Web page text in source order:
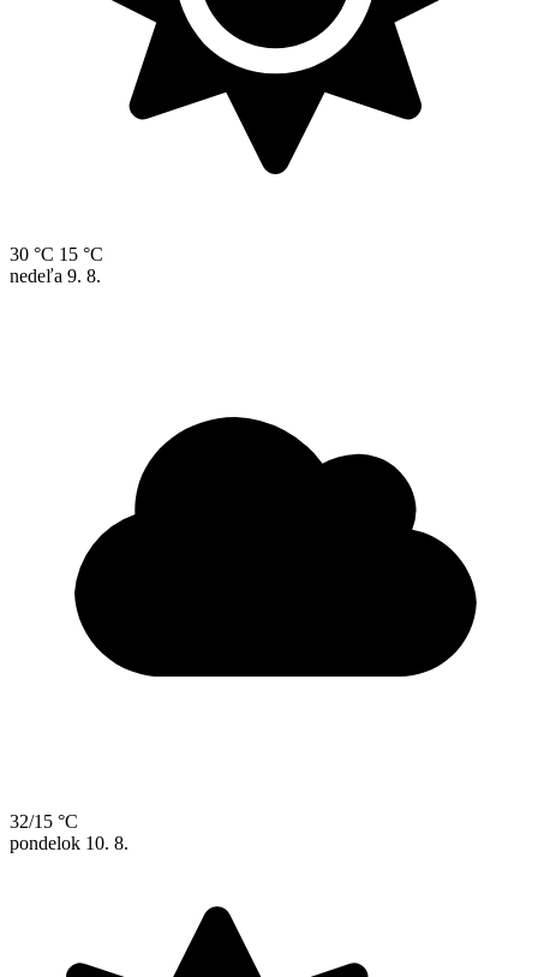
30 °C 15 °C
nedeľa 9. 8.
32/15 °C
pondelok 10. 8.